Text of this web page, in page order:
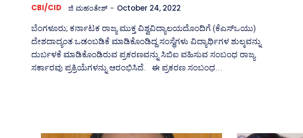
CBI/CID ಜಿ ಮಹಂತೇಶ್ - October 24, 2022
ಬೆಂಗಳೂರು; ಕರ್ನಾಟಕ ರಾಜ್ಯ ಮುಕ್ತ ವಿಶ್ವವಿದ್ಯಾಲಯದೊಂದಿಗೆ (ಕೆಎಸ್‌ಒಯು)
ದೇಶದಾದ್ಯಂತ ಒಡಂಬಡಿಕೆ ಮಾಡಿಕೊಂಡಿದ್ದ ಸಂಸ್ಥೆಗಳು ವಿದ್ಯಾರ್ಥಿಗಳ ಶುಲ್ಕವನ್ನು
ದುರ್ಬಳಕೆ ಮಾಡಿಕೊಂಡಿರುವ ಪ್ರಕರಣವನ್ನು ಸಿಬಿಐ ವಹಿಸುವ ಸಂಬಂಧ ರಾಜ್ಯ
ಸರ್ಕಾರವು ಪ್ರಕ್ರಿಯೆಗಳನ್ನು ಆರಂಭಿಸಿದೆ. ಈ ಪ್ರಕರಣ ಸಂಬಂಧ...